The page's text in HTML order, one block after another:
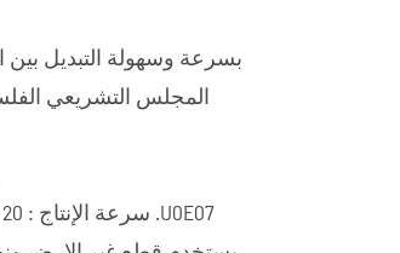
قطعبسرعة وسهولة التبديل
المجلس التشريعي